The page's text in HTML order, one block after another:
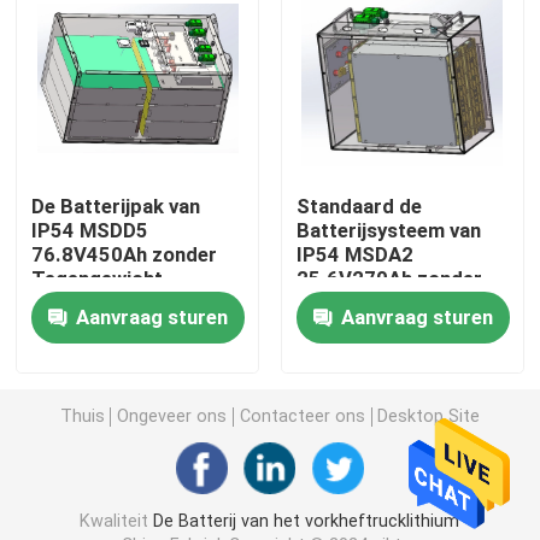
Het Lithiumbatterij van de golfkar
De Batterij van het Grasmaaimachinelithium
Haardplaatbatterij
De elektrische Batterij van het Boorlithium
De Module van de lithiumbatterij
De Batterijpak van
IP54 MSDD5
76.8V450Ah zonder
Tegengewicht
Aanvraag sturen
Standaard de
Batterijsysteem van
IP54 MSDA2
25.6V270Ah zonder
Tegengewicht ek-CC-
2577Aanvraag sturen
Thuis Ongeveer ons Contacteer ons Desktop Site
Kwaliteit De Batterij van het vorkheftrucklithium